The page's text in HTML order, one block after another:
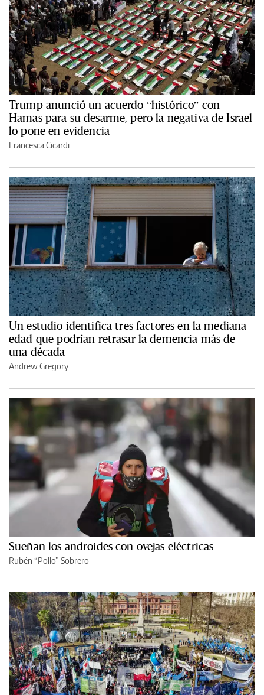
Trump anunció un acuerdo “histórico” con
Hamas para su desarme, pero la negativa de Israel
lo pone en evidencia
Francesca Cicardi
Un estudio identifica tres factores en la mediana
edad que podrían retrasar la demencia más de
una década
Andrew Gregory
Sueñan los androides con ovejas eléctricas
Rubén “Pollo” Sobrero